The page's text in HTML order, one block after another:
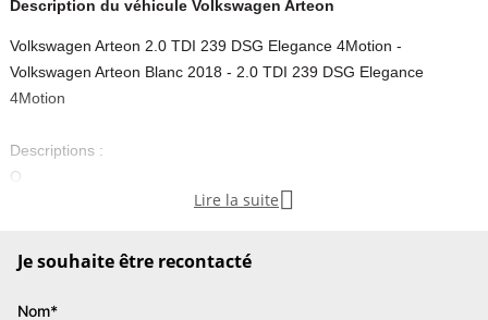
Description du véhicule Volkswagen Arteon
Volkswagen Arteon 2.0 TDI 239 DSG Elegance 4Motion -
Volkswagen Arteon Blanc 2018 - 2.0 TDI 239 DSG Elegance
4Motion
Descriptions :
O
Capteur de pluie, Chauffage des sièges arrière, Climatisation
électrique, Radar de recul, Régulateur de vitesse, Rétroviseurs
Lire la suite 
Je souhaite être recontacté
Nom*